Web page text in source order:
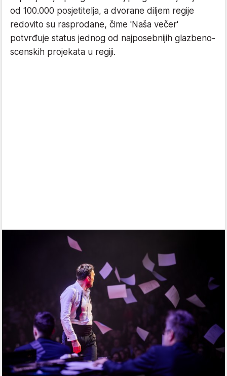
od 100.000 posjetitelja, a dvorane diljem regije
redovito su rasprodane, čime 'Naša večer'
potvrđuje status jednog od najposebnijih glazbeno-
scenskih projekata u regiji.